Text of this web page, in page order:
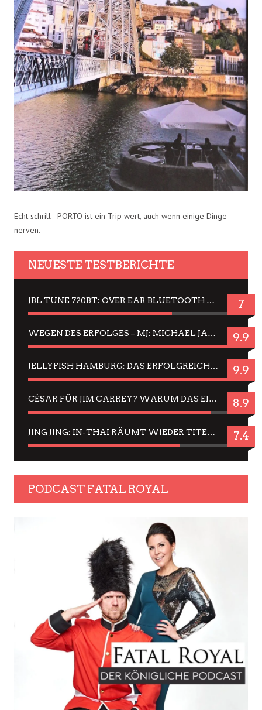
Echt schrill - PORTO ist ein Trip wert, auch wenn einige Dinge
nerven.
NEUESTE TESTBERICHTE
JBL TUNE 720BT: OVER EAR BLUETOOTH KOPFHÖRER UM DIE 50,-€ IM DAUER-TEST 7
WEGEN DES ERFOLGES – MJ: MICHAEL JACKSON MUSICAL IN EINER MATINEE SEHEN 9.9
JELLYFISH HAMBURG: DAS ERFOLGREICHE SOMMER-MENÜ 2025 IN GEFÜHLEN UND BILDERN 9.9
CÉSAR FÜR JIM CARREY? WARUM DAS EINER DER NERVIGSTEN ACTORS IST UND BLEIBT 8.9
JING JING: IN-THAI RÄUMT WIEDER TITEL AB – EIN ZWEI-STUNDEN-ERLEBNISBERICHT 7.4
PODCAST FATAL ROYAL